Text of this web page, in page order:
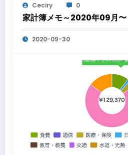
Ceciry 0
家計簿メモ～2020年09月〜
2020-09-30